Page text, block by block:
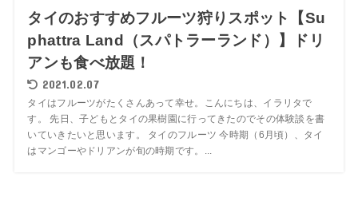
タイのおすすめフルーツ狩りスポット【Su
phattra Land（スパトラーランド）】ドリ
アンも食べ放題！
2021.02.07
タイはフルーツがたくさんあって幸せ。こんにちは、イラリタで
す。 先日、子どもとタイの果樹園に行ってきたのでその体験談を書
いていきたいと思います。 タイのフルーツ 今時期（6月頃）、タイ
はマンゴーやドリアンが旬の時期です。...